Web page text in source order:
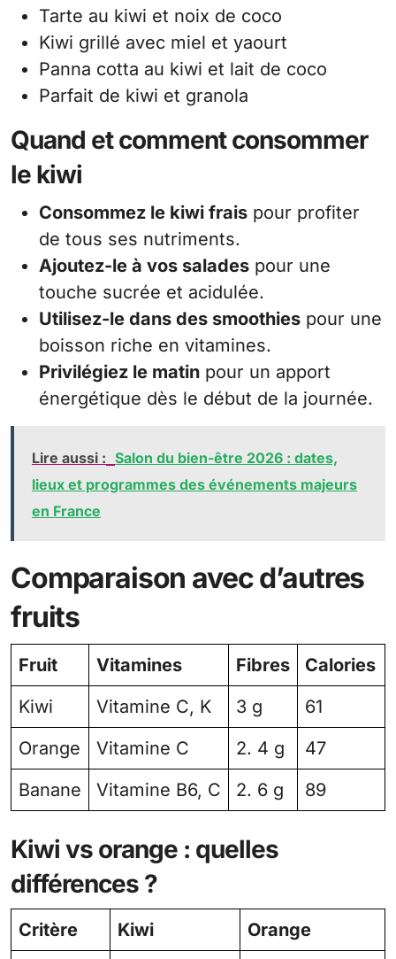
Tarte au kiwi et noix de coco
Kiwi grillé avec miel et yaourt
Panna cotta au kiwi et lait de coco
Parfait de kiwi et granola
Quand et comment consommer
le kiwi
Consommez le kiwi frais pour profiter
de tous ses nutriments.
Ajoutez-le à vos salades pour une
touche sucrée et acidulée.
Utilisez-le dans des smoothies pour une
boisson riche en vitamines.
Privilégiez le matin pour un apport
énergétique dès le début de la journée.
Lire aussi : Salon du bien-être 2026 : dates,
lieux et programmes des événements majeurs
en France
Comparaison avec d’autres
fruits
Fruit Vitamines Fibres
Calories
Kiwi
Vitamine C, K 3 g
61
Orange
Vitamine C 2. 4 g
47
Banane
Vitamine B6, C 2. 6 g 89
Kiwi vs orange : quelles
différences ?
Critère Kiwi Orange